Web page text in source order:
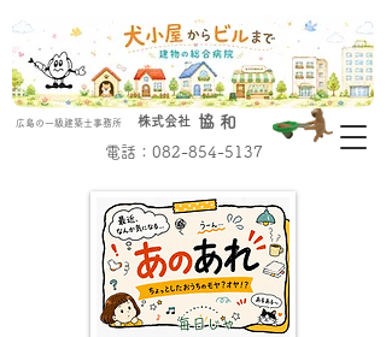
広島の一級建築士事務所 株式会社 協 和
​電話：082-854-5137
​毎日じゃ